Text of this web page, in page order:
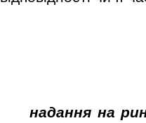
надання на